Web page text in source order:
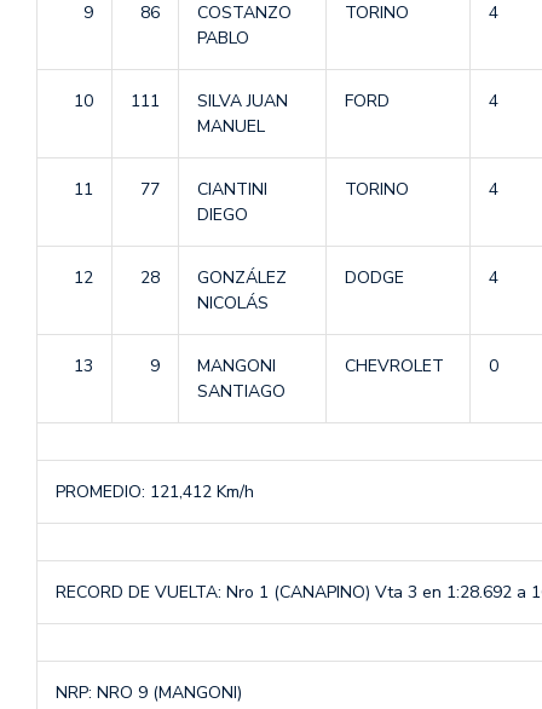
9 86
COSTANZO
PABLO
TORINO 4
10 111
SILVA JUAN
MANUEL
FORD 4
11 77
CIANTINI
DIEGO
TORINO 4
12 28
GONZÁLEZ
NICOLÁS
DODGE 4
13 9
MANGONI
SANTIAGO
CHEVROLET 0
PROMEDIO: 121,412 Km/h
RECORD DE VUELTA: Nro 1 (CANAPINO) Vta 3 en 1:28.692 a
NRP: NRO 9 (MANGONI)